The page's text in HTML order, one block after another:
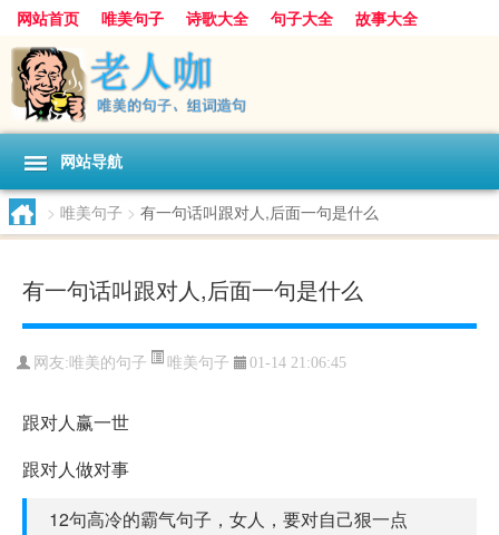
网站首页 唯美句子 诗歌大全 句子大全
故事大全
人生感悟
其他美文 美文欣赏
感人故事
句子分类
网站导航
> 唯美句子 > 有一句话叫跟对人,后面一句是什么
有一句话叫跟对人,后面一句是什么
网友: 唯美的句子 唯美句子 01-14 21:06:45
跟对人赢一世
跟对人做对事
12句高冷的霸气句子，女人，要对自己狠一点